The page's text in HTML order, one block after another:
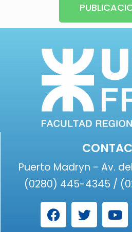
Puerto Madryn - Av.
(0280) 445-4345 /